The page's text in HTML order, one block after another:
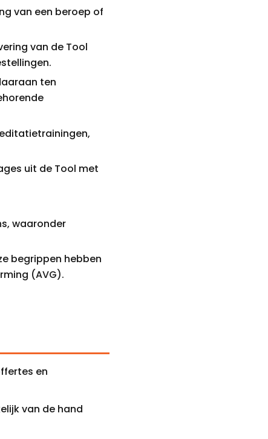
van een beroep of
van de Tool
ten
uit de Tool met
waaronder
begrippen hebben
(AVG).
en
van de hand